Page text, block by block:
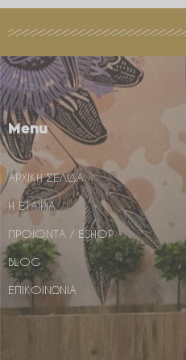
Menu
ΑΡΧΙΚΗ ΣΕΛΙΔΑ
Η ΕΤΑΙΡΙΑ
ΠΡΟΙΟΝΤΑ / ESHOP
BLOG
ΕΠΙΚΟΙΝΩΝΙΑ